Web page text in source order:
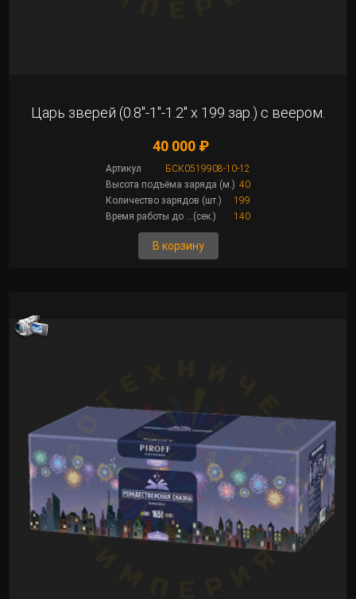
Царь зверей (0.8"-1"-1.2" х 199 зар.) с веером.
40 000 ₽
Артикул
БСК0519908-10-12
Высота подъёма заряда (м.) 40
Количество зарядов (шт.)
199
Время работы до ...(сек.)
140
В корзину